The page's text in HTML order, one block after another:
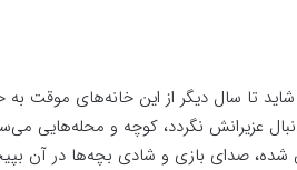
تا سال دیگر از این خانه‌های موقت
عزیرانش نگردد، کوچه و محله‌هایی
شده، صدای بازی و شادی بچه‌ها در آن